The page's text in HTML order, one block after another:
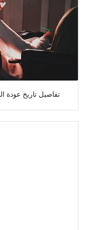
تفاصيل تاريخ عودة